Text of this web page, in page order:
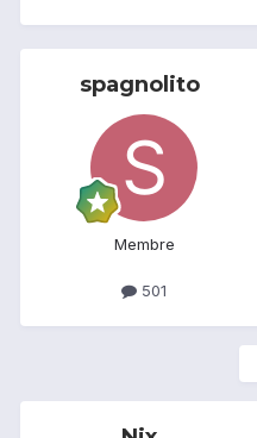
spagnolito
Membre
501